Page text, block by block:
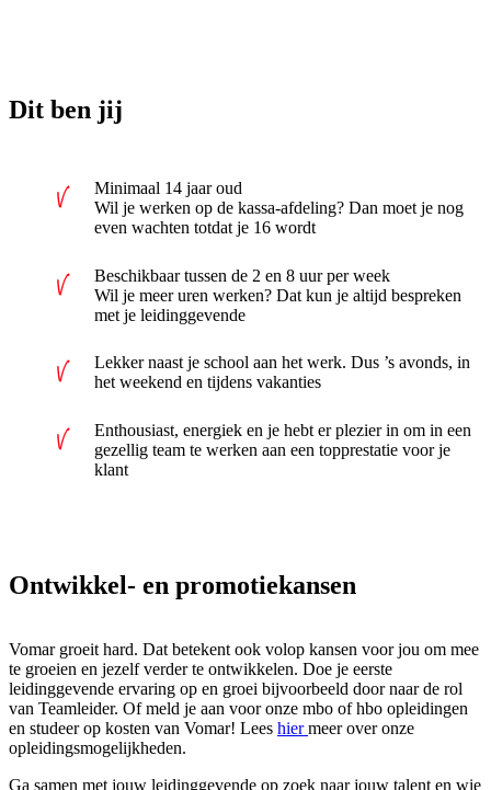
Dit ben jij
Minimaal 14 jaar oud
Wil je werken op de kassa-afdeling? Dan moet je nog
even wachten totdat je 16 wordt
Beschikbaar tussen de 2 en 8 uur per week
Wil je meer uren werken? Dat kun je altijd bespreken
met je leidinggevende
Lekker naast je school aan het werk. Dus ’s avonds, in
het weekend en tijdens vakanties
Enthousiast, energiek en je hebt er plezier in om in een
gezellig team te werken aan een topprestatie voor je
klant
Ontwikkel- en promotiekansen
Vomar groeit hard. Dat betekent ook volop kansen voor jou om mee
te groeien en jezelf verder te ontwikkelen. Doe je eerste
leidinggevende ervaring op en groei bijvoorbeeld door naar de rol
van Teamleider. Of meld je aan voor onze mbo of hbo opleidingen
en studeer op kosten van Vomar! Lees hier meer over onze
opleidingsmogelijkheden.
Ga samen met jouw leidinggevende op zoek naar jouw talent en wie